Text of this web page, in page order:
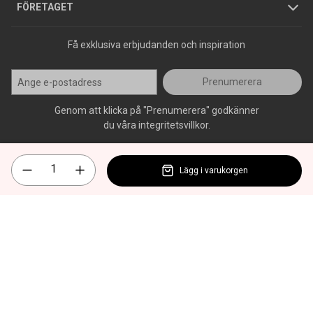
FÖRETAGET
Press
Få exklusiva erbjudanden och inspiration
Prenumerera
Genom att klicka på "Prenumerera" godkänner
du våra integritetsvillkor.
Lägg i varukorgen